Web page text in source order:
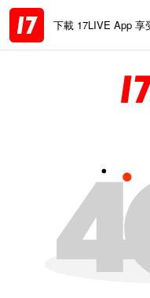
下載 17LIVE App 享